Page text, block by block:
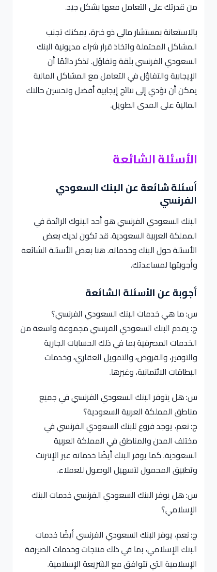
من قدرتك على التعامل معها بشكل جيد.
بالاستعانة بمستشار مالي ذو خبرة، يمكنك تجنب
المشاكل المحتملة واتخاذ قرار شراء مديونية البنك
السعودي الفرنسي بثقة وتفاؤل. تذكر دائمًا أن
الإيجابية والتفاؤل في التعامل مع المشاكل المالية
يمكن أن تؤدي إلى نتائج إيجابية أفضل وتحسين حالتك
المالية على المدى الطويل.
الأسئلة الشائعة
أسئلة شائعة عن البنك السعودي
الفرنسي
البنك السعودي الفرنسي هو أحد البنوك الرائدة في
المملكة العربية السعودية. قد تكون لديك بعض
الأسئلة حول البنك وخدماته. هنا بعض الأسئلة الشائعة
وأجوبتها لمساعدتك.
أجوبة عن الأسئلة الشائعة
س: ما هي خدمات البنك السعودي الفرنسي؟
ج: يقدم البنك السعودي الفرنسي مجموعة واسعة من
الخدمات المصرفية بما في ذلك الحسابات الجارية
والتوفير، والقروض، والتمويل العقاري، وخدمات
البطاقات الائتمانية، وغيرها.
س: هل يتوفر البنك السعودي الفرنسي في جميع
مناطق المملكة العربية السعودية؟
ج: نعم، يوجد فروع للبنك السعودي الفرنسي في
مختلف المدن والمناطق في المملكة العربية
السعودية. كما يوفر البنك أيضًا خدماته عبر الإنترنت
وتطبيق المحمول لتسهيل الوصول للعملاء.
س: هل يوفر البنك السعودي الفرنسي خدمات البنك
الإسلامي؟
ج: نعم، يوفر البنك السعودي الفرنسي أيضًا خدمات
البنك الإسلامي، بما في ذلك منتجات وخدمات الصيرفة
الإسلامية التي تتوافق مع الشريعة الإسلامية.